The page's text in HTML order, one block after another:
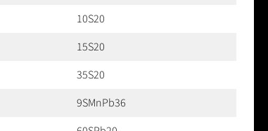
10S20
15S20
35S20
9SMnPb36